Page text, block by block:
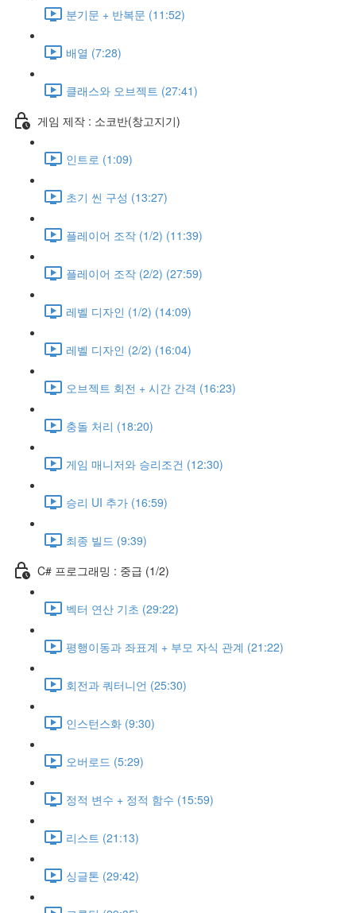
분기문 + 반복문 (11:52)
배열 (7:28)
클래스와 오브젝트 (27:41)
게임 제작 : 소코반(창고지기)
인트로 (1:09)
초기 씬 구성 (13:27)
플레이어 조작 (1/2) (11:39)
플레이어 조작 (2/2) (27:59)
레벨 디자인 (1/2) (14:09)
레벨 디자인 (2/2) (16:04)
오브젝트 회전 + 시간 간격 (16:23)
충돌 처리 (18:20)
게임 매니저와 승리조건 (12:30)
승리 UI 추가 (16:59)
최종 빌드 (9:39)
C# 프로그래밍 : 중급 (1/2)
벡터 연산 기초 (29:22)
평행이동과 좌표계 + 부모 자식 관계 (21:22)
회전과 쿼터니언 (25:30)
인스턴스화 (9:30)
오버로드 (5:29)
정적 변수 + 정적 함수 (15:59)
리스트 (21:13)
싱글톤 (29:42)